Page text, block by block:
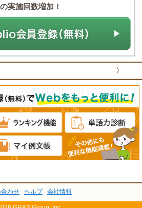
実施回数増加！
〉
わせ ヘルプ 会社情報